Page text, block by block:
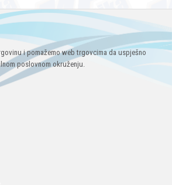
i pomažemo web trgovcima da uspješno
poslovnom okruženju.